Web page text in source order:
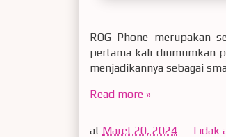
ROG Phone merupakan
pertama kali diumumkan
menjadikannya sebagai
Read more »
at Maret 20, 2024
Tidak